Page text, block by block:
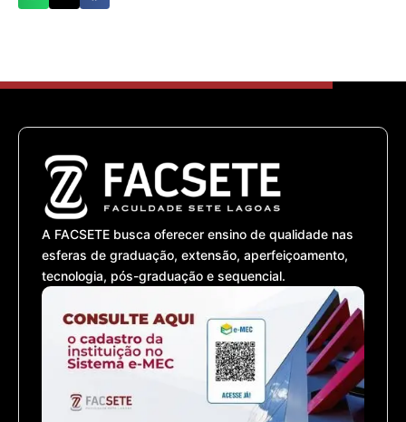
A FACSETE busca oferecer ensino de qualidade nas
esferas de graduação, extensão, aperfeiçoamento,
tecnologia, pós-graduação e sequencial.